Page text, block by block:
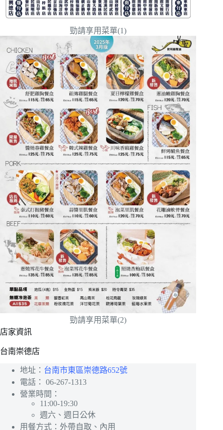
勁請享用菜單(1)
勁請享用菜單(2)
店家資訊
台南崇德店
地址： 台南市東區崇德路652號
電話：
06-267-1313
營業時間：
11:00-19:30
週六、週日公休
用餐方式：外帶自取、內用